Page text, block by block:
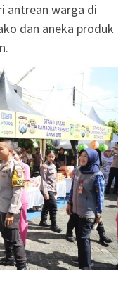
antrean warga di
dan aneka produk